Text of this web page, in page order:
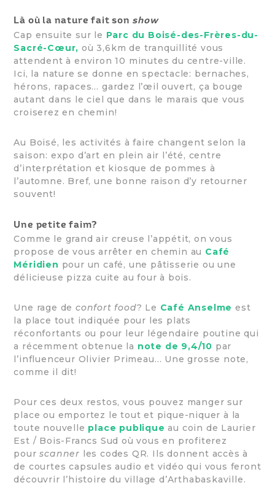
Là où la nature fait son show
Cap ensuite sur le Parc du Boisé-des-Frères-du-
Sacré-Cœur, où 3,6km de tranquillité vous
attendent à environ 10 minutes du centre-ville.
Ici, la nature se donne en spectacle: bernaches,
hérons, rapaces… gardez l’œil ouvert, ça bouge
autant dans le ciel que dans le marais que vous
croiserez en chemin!
Au Boisé, les activités à faire changent selon la
saison: expo d’art en plein air l’été, centre
d’interprétation et kiosque de pommes à
l’automne. Bref, une bonne raison d’y retourner
souvent!
Une petite faim?
Comme le grand air creuse l’appétit, on vous
propose de vous arrêter en chemin au Café
Méridien pour un café, une pâtisserie ou une
délicieuse pizza cuite au four à bois.
Une rage de confort food? Le Café Anselme est
la place tout indiquée pour les plats
réconfortants ou pour leur légendaire poutine qui
a récemment obtenue la note de 9,4/10 par
l’influenceur Olivier Primeau… Une grosse note,
comme il dit!
Pour ces deux restos, vous pouvez manger sur
place ou emportez le tout et pique-niquer à la
toute nouvelle place publique au coin de Laurier
Est / Bois-Francs Sud où vous en profiterez
pourscanner les codes QR. Ils donnent accès à
de courtes capsules audio et vidéo qui vous feront
découvrir l’histoire du village d’Arthabaskaville.